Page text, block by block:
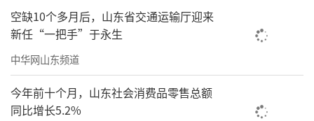
空缺10个多月后，山东省交通运输厅迎来
新任“一把手”于永生
中华网山东频道
今年前十个月，山东社会消费品零售总额
同比增长5.2%